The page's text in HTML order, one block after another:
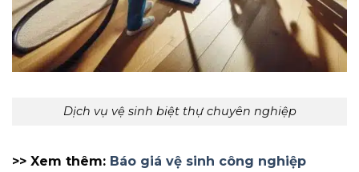
Dịch vụ vệ sinh biệt thự chuyên nghiệp
>> Xem thêm: Báo giá vệ sinh công nghiệp